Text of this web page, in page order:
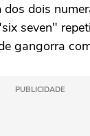
dois
seven"
gangorra
PUBLICIDADE